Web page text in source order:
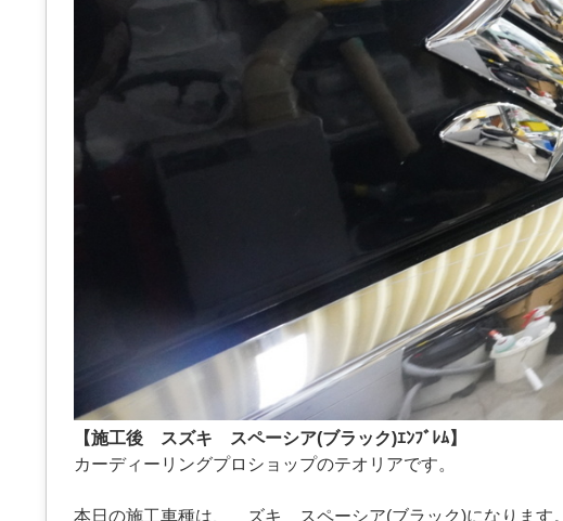
【施工後 スズキ スペーシア(ブラック)ｴﾝﾌﾞﾚﾑ】
カーディーリングプロショップのテオリアです。
本日の施工車種は、 ズキ スペーシア(ブラック)になります。